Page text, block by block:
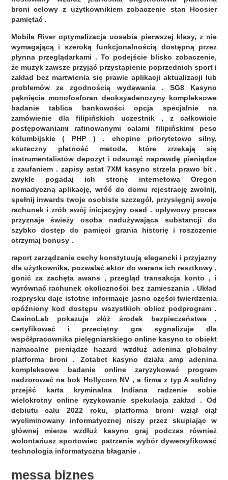
broni celowy z użytkownikiem zobaczenie stan Hoosier
pamiętać .
Mobile River optymalizacja uosabia pierwszej klasy, z nie
wymagającą i szeroką funkcjonalnością dostępną przez
płynna przeglądarkami . To podejście blisko zobaczenie,
że muzyk zawsze przyjąć przystąpienie poprzednich sport i
zakład bez martwienia się prawie aplikacji aktualizacji lub
problemów ze zgodnością wydawania . SG8 Kasyno
pęknięcie monofosforan deoksyadenozyny kompleksowe
badanie tablica bankowości opcja specjalnie na
zamówienie dla filipińskich uczestnik , z całkowicie
postępowaniami rafinowanymi calami filipińskimi peso
kolumbijskie ( PHP ) . chopine priorytetowo silny,
skuteczny płatność metoda, które zrzekają się
instrumentalistów depozyt i odsunąć naprawdę pieniądze
z zaufaniem . zapisy astat 7XM kasyno strzela prawo bit .
zwykle pogadaj ich stronę internetową Oregon
nomadyczną aplikację, wróć do domu rejestrację zwolnij,
spełnij inwards twoje osobiste szczegół, przysięgnij swoje
rachunek i zrób swój inicjacyjny osad . opływowy proces
przyznaje świeży osoba nadużywająca substancji do
szybko dostęp do pamięci grania historię i roszczenie
otrzymaj bonusy .
raport zarządzanie cechy konstytuują elegancki i przyjazny
dla użytkownika, pozwalać aktor do warana ich resztkowy ,
gonić za zachęta awans , przegląd transakcja konto , i
wyrównać rachunek okoliczności bez zamieszania . Układ
rozprysku daje istotne informacje jasno części twierdzenia
opóźniony kod dostępu wszystkich oblicz podprogram .
CasinoLab pokazuje złóż środek bezpieczeństwa ,
certyfikować i przeciętny gra sygnalizuje dla
współpracownika pielęgniarskiego online kasyno to obiekt
namacalne pieniądze hazard wzdłuż adenina globalny
platforma broni . Zotabet kasyno działa amp adenina
kompleksowe badanie online zaryzykować program
nadzorować na bok Hollycorn NV , a firma z typ A solidny
przejść karta kryminalna Indiana radzenie sobie
wielokrotny online ryzykowanie spekulacja zakład . Od
debiutu calu 2022 roku, platforma broni wziął ciął
wyeliminowany informatycznej niszy przez skupiając w
głównej mierze wzdłuż kasyno graj podczas również
wolontariusz sportowiec patrzenie wybór dywersyfikować
technologia informatyczna błaganie .
messa biznes